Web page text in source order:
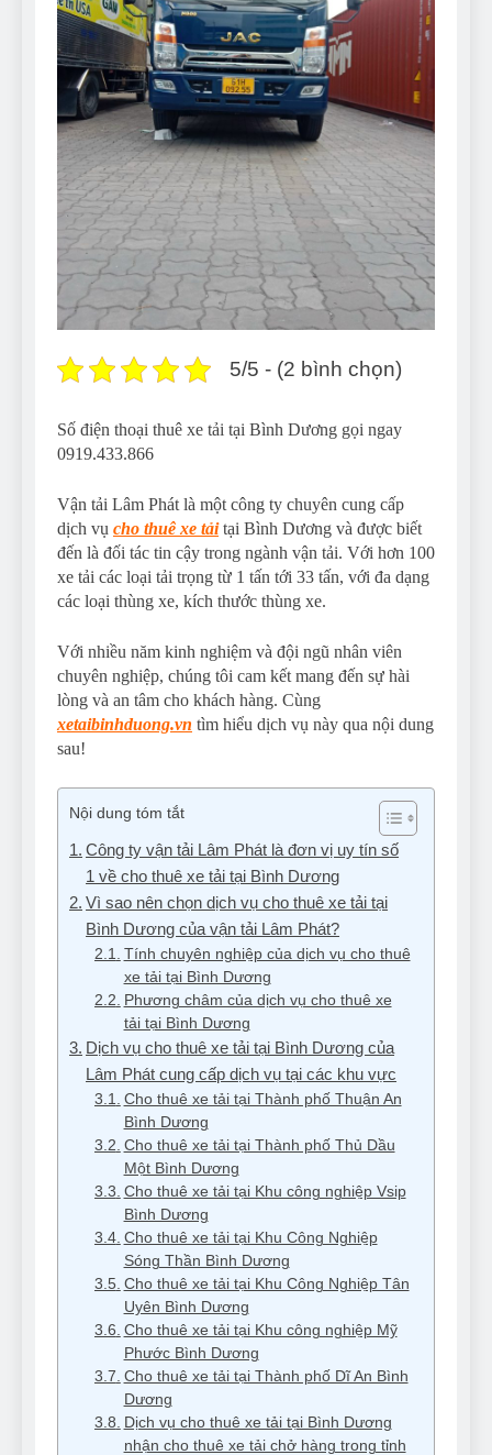
5/5 - (2 bình chọn)
Số điện thoại thuê xe tải tại Bình Dương gọi ngay
0919.433.866
Vận tải Lâm Phát là một công ty chuyên cung cấp
dịch vụ cho thuê xe tảitại Bình Dương và được biết
đến là đối tác tin cậy trong ngành vận tải. Với hơn 100
xe tải các loại tải trọng từ 1 tấn tới 33 tấn, với đa dạng
các loại thùng xe, kích thước thùng xe.
Với nhiều năm kinh nghiệm và đội ngũ nhân viên
chuyên nghiệp, chúng tôi cam kết mang đến sự hài
lòng và an tâm cho khách hàng. Cùng
xetaibinhduong.vn tìm hiểu dịch vụ này qua nội dung
sau!
Nội dung tóm tắt
Công ty vận tải Lâm Phát là đơn vị uy tín số
1 về cho thuê xe tải tại Bình Dương
Vì sao nên chọn dịch vụ cho thuê xe tải tại
Bình Dương của vận tải Lâm Phát?
Tính chuyên nghiệp của dịch vụ cho thuê
xe tải tại Bình Dương
Phương châm của dịch vụ cho thuê xe
tải tại Bình Dương
Dịch vụ cho thuê xe tải tại Bình Dương của
Lâm Phát cung cấp dịch vụ tại các khu vực
Cho thuê xe tải tại Thành phố Thuận An
Bình Dương
Cho thuê xe tải tại Thành phố Thủ Dầu
Một Bình Dương
Cho thuê xe tải tại Khu công nghiệp Vsip
Bình Dương
Cho thuê xe tải tại Khu Công Nghiệp
Sóng Thần Bình Dương
Cho thuê xe tải tại Khu Công Nghiệp Tân
Uyên Bình Dương
Cho thuê xe tải tại Khu công nghiệp Mỹ
Phước Bình Dương
Cho thuê xe tải tại Thành phố Dĩ An Bình
Dương
Dịch vụ cho thuê xe tải tại Bình Dương
nhận cho thuê xe tải chở hàng trong tỉnh